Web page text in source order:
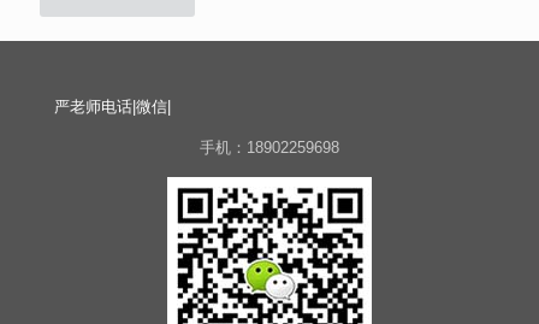
严老师电话|微信|
手机：18902259698